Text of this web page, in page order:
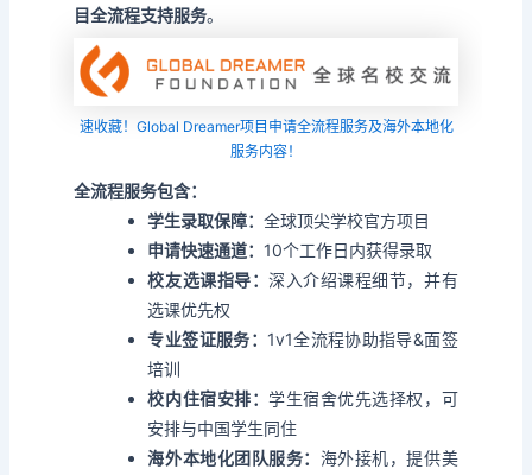
目全流程支持服务。
速收藏！Global Dreamer项目申请全流程服务及海外本地化
服务内容！
全流程服务包含：
学生录取保障：全球顶尖学校官方项目
申请快速通道： 10个工作日内获得录取
校友选课指导：深入介绍课程细节，并有
选课优先权
专业签证服务： 1v1全流程协助指导&面签
培训
校内住宿安排：学生宿舍优先选择权，可
安排与中国学生同住
海外本地化团队服务： 海外接机，提供美